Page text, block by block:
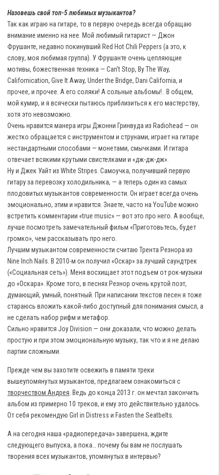
Назовешь свой топ-5 любимых музыкантов?
Так как играю на гитаре, то в первую очередь всегда обращаю
внимание именно на нее. Мой любимый гитарист — Джон
Фрушанте, недавно покинувший Red Hot Chili Peppers (а это, к
слову, моя любимая группа). У Фрушанте очень цепляющие
мотивы, божественная техника — Can’t Stop, By The Way,
Californication, Give It Away, Under the Bridge, Dani California, и
прочее, и прочее. А его соляки! А сольные альбомы!.. В общем,
мой кумир, и я всячески пытаюсь приблизиться к его мастерству,
хотя это невозможно.
Очень нравится манера игры Джонни Гринвуда из Radiohead — он
жестко обращается с инструментом и струнами, играет на гитаре
нестандартными способами — монетами, смычками. И гитара
отвечает всякими крутыми свистелками и «дж-дж-дж».
Ну и Джек Уайт из White Stripes. Самоучка, получивший первую
гитару за перевозку холодильника, — а теперь один из самых
плодовитых музыкантов современности. Он играет всегда очень
эмоционально, этим и нравится. Знаете, часто на YouTube можно
встретить комментарии «true music» — вот это про него. А вообще,
лучше посмотреть замечательный фильм «Приготовьтесь, будет
громко», чем рассказывать про него.
Лучшим музыкантом современности считаю Трента Резнора из
Nine Inch Nails. В 2010-м он получил «Оскар» за лучший саундтрек
(«Социальная сеть»). Меня восхищает этот подъем от рок-музыки
до «Оскара». Кроме того, в песнях Резнор очень крутой поэт,
думающий, умный, понятный. При написании текстов песен я тоже
стараюсь вложить какой-либо доступный для понимания смысл, а
не сделать набор рифм и метафор.
Сильно нравится Joy Division — они доказали, что можно делать
простую и при этом эмоциональную музыку, так что и я не делаю
партии сложными.
Прежде чем вы захотите освежить в памяти треки
вышеупомянутых музыкантов, предлагаем ознакомиться с
творчеством Андрея . Ведь до конца 2013 г. он мечтал закончить
альбом из примерно 10 треков, и ему это действительно удалось.
От себя рекомендую Girl in Distress и Fasten the Seatbelts.
А на сегодня наша «радиопередача» завершена, ждите
следующего выпуска, а пока… почему бы вам не послушать
творения всех музыкантов, упомянутых в интервью?